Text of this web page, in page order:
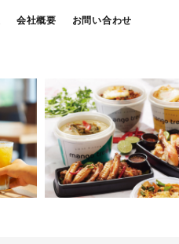
会社概要 お問い合わせ